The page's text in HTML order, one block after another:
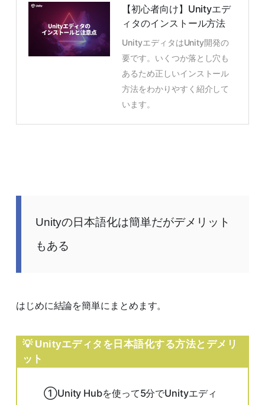
【初心者向け】Unityエデ
ィタのインストール方法
UnityエディタはUnity開発の
要です。いくつか落とし穴も
あるため正しいインストール
方法をわかりやすく紹介して
います。
Unityの日本語化は簡単だがデメリット
もある
はじめに結論を簡単にまとめます。
Unityエディタを日本語化する方法とデメリ
ット
①Unity Hubを使って5分でUnityエディ